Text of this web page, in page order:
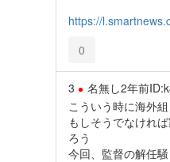
https://
0
3 名無し2年前
こういう時に海外
もしそうでなけれ
ろう
今回、監督の解任